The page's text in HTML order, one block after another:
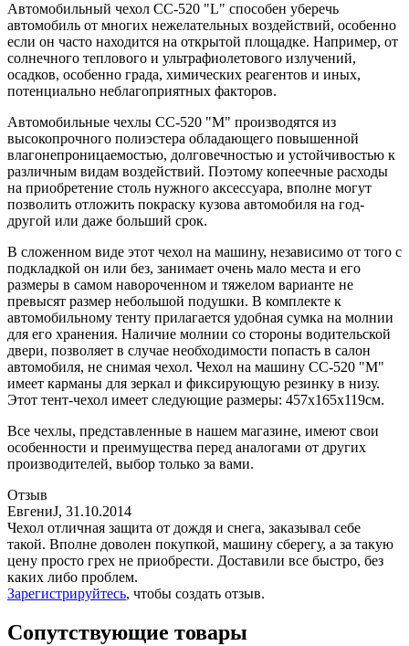
Автомобильный чехол CC-520 "L" способен уберечь
автомобиль от многих нежелательных воздействий, особенно
если он часто находится на открытой площадке. Например, от
солнечного теплового и ультрафиолетового излучений,
осадков, особенно града, химических реагентов и иных,
потенциально неблагоприятных факторов.
Автомобильные чехлы CC-520 "M" производятся из
высокопрочного полиэстера обладающего повышенной
влагонепроницаемостью, долговечностью и устойчивостью к
различным видам воздействий. Поэтому копеечные расходы
на приобретение столь нужного аксессуара, вполне могут
позволить отложить покраску кузова автомобиля на год-
другой или даже больший срок.
В сложенном виде этот чехол на машину, независимо от того с
подкладкой он или без, занимает очень мало места и его
размеры в самом навороченном и тяжелом варианте не
превысят размер небольшой подушки. В комплекте к
автомобильному тенту прилагается удобная сумка на молнии
для его хранения. Наличие молнии со стороны водительской
двери, позволяет в случае необходимости попасть в салон
автомобиля, не снимая чехол. Чехол на машину CC-520 "M"
имеет карманы для зеркал и фиксирующую резинку в низу.
Этот тент-чехол имеет следующие размеры: 457х165х119см.
Все чехлы, представленные в нашем магазине, имеют свои
особенности и преимущества перед аналогами от других
производителей, выбор только за вами.
Отзыв
ЕвгениJ, 31.10.2014
Чехол отличная защита от дождя и снега, заказывал себе
такой. Вполне доволен покупкой, машину сберегу, а за такую
цену просто грех не приобрести. Доставили все быстро, без
каких либо проблем.
Зарегистрируйтесь, чтобы создать отзыв.
Сопутствующие товары